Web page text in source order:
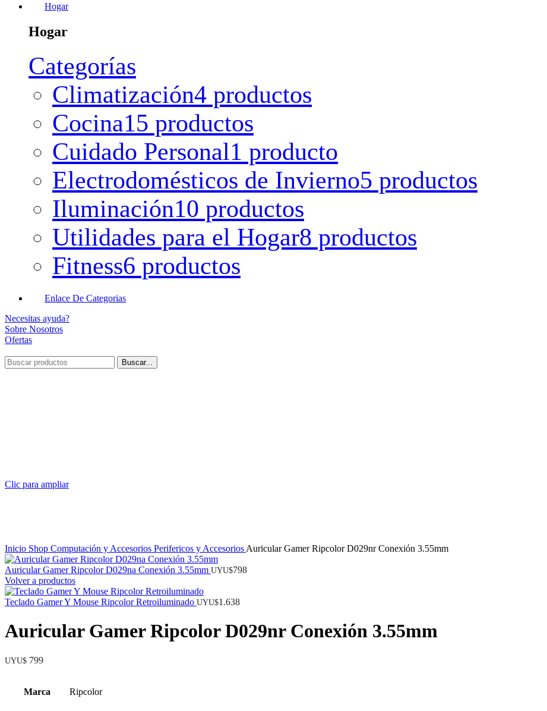
Hogar
Hogar
Categorías
Climatización4 productos
Cocina15 productos
Cuidado Personal1 producto
Electrodomésticos de Invierno5 productos
Iluminación10 productos
Utilidades para el Hogar8 productos
Fitness6 productos
Enlace De Categorias
Necesitas ayuda?
Sobre Nosotros
Ofertas
Buscar...
Clic para ampliar
Inicio Shop Computación y Accesorios Perifericos y Accesorios Auricular Gamer Ripcolor D029nr Conexión 3.55mm
Auricular Gamer Ripcolor D029na Conexión 3.55mm UYU$798
Volver a productos
Teclado Gamer Y Mouse Ripcolor Retroiluminado UYU$1.638
Auricular Gamer Ripcolor D029nr Conexión 3.55mm
UYU$ 799
Marca Ripcolor